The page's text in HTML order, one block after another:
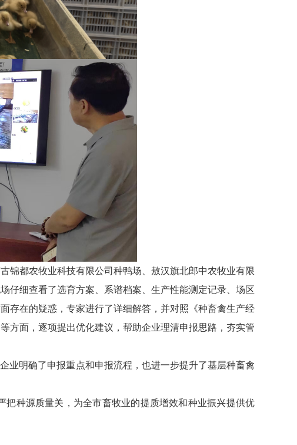
锦都农牧业科技有限公司种鸭场、敖汉旗北郎中农牧业有限
仔细查看了选育方案、系谱档案、生产性能测定记录、场区
存在的疑惑，专家进行了详细解答，并对照《种畜禽生产经
方面，逐项提出优化建议，帮助企业理清申报思路，夯实管
业明确了申报重点和申报流程，也进一步提升了基层种畜禽
种源质量关，为全市畜牧业的提质增效和种业振兴提供优